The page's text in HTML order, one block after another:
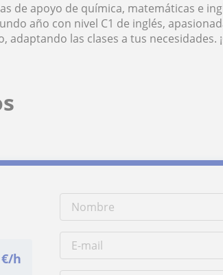
de apoyo de química, matemáticas e
año con nivel C1 de inglés,
adaptando las clases a tus necesidades.
€/h